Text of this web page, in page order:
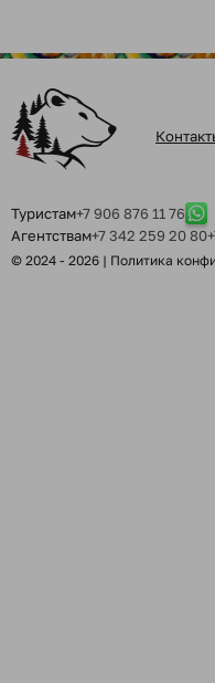
Туристам+7 906 876 11 76
Агентствам+7 342 259 20 80
© 2024 - 2026 | Политика